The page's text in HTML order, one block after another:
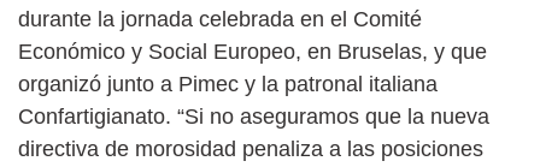
durante la jornada celebrada en el Comité
Económico y Social Europeo, en Bruselas, y que
organizó junto a Pimec y la patronal italiana
Confartigianato. “Si no aseguramos que la nueva
directiva de morosidad penaliza a las posiciones